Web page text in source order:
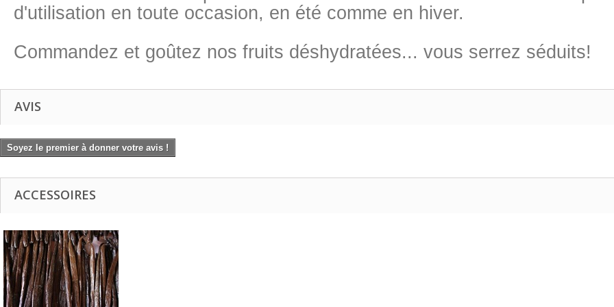
d'utilisation en toute occasion, en été comme en hiver.
Commandez et goûtez nos fruits déshydratées... vous serrez séduits!
AVIS
Soyez le premier à donner votre avis !
ACCESSOIRES